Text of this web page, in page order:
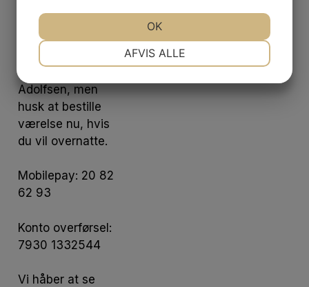
Tilmelding senest
Hanne
Adolfsen, men
husk at bestille
værelse nu, hvis
du vil overnatte.
Mobilepay: 20 82
62 93
Konto overførsel:
7930 1332544
Vi håber at se
MARKETING
AFVIS ALLE
OK